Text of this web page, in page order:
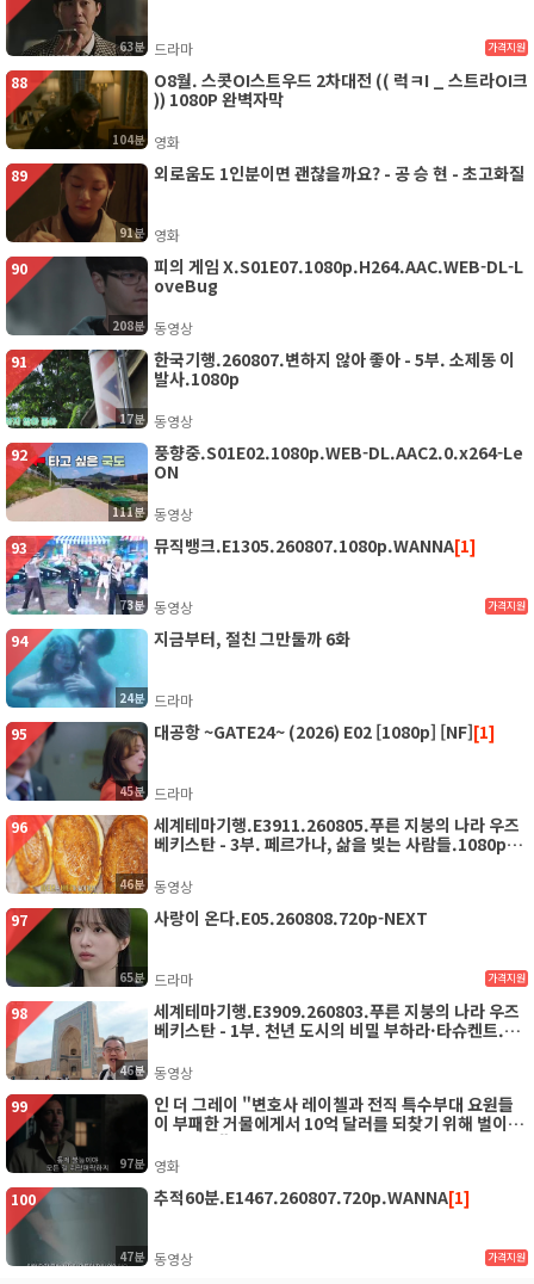
63분 드라마 가격지원
104분
88
O8월. 스콧OI스트우드 2차대전 (( 럭ㅋI _ 스트라OI크
)) 1080P 완벽자막
영화
91분
89 외로움도 1인분이면 괜찮을까요? - 공 승 현 - 초고화질
영화
208분
90
피의 게임 X.S01E07.1080p.H264.AAC.WEB-DL-L
oveBug
동영상
17분
91
한국기행.260807.변하지 않아 좋아 - 5부. 소제동 이
발사.1080p
동영상
111분
92
풍향중.S01E02.1080p.WEB-DL.AAC2.0.x264-Le
ON
동영상
73분
93 뮤직뱅크.E1305.260807.1080p.WANNA[1]
동영상 가격지원
24분
94 지금부터, 절친 그만둘까 6화
드라마
45분
95 대공항 ~GATE24~ (2026) E02 [1080p] [NF][1]
드라마
46분
96
세계테마기행.E3911.260805.푸른 지붕의 나라 우즈
베키스탄 - 3부. 페르가나, 삶을 빚는 사람들.1080p.W
동영상
65분
97 사랑이 온다.E05.260808.720p-NEXT
드라마 가격지원
46분
98
세계테마기행.E3909.260803.푸른 지붕의 나라 우즈
베키스탄 - 1부. 천년 도시의 비밀 부하라·타슈켄트.10
동영상
97분
99
인 더 그레이 "변호사 레이첼과 전직 특수부대 요원들
이 부패한 거물에게서 10억 달러를 되찾기 위해 벌이는
액션 작전"
영화
47분
100 추적60분.E1467.260807.720p.WANNA[1]
동영상 가격지원